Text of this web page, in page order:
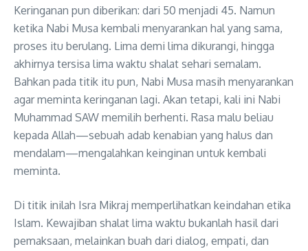
Keringanan pun diberikan: dari 50 menjadi 45. Namun
ketika Nabi Musa kembali menyarankan hal yang sama,
proses itu berulang. Lima demi lima dikurangi, hingga
akhirnya tersisa lima waktu shalat sehari semalam.
Bahkan pada titik itu pun, Nabi Musa masih menyarankan
agar meminta keringanan lagi. Akan tetapi, kali ini Nabi
Muhammad SAW memilih berhenti. Rasa malu beliau
kepada Allah—sebuah adab kenabian yang halus dan
mendalam—mengalahkan keinginan untuk kembali
meminta.
Di titik inilah Isra Mikraj memperlihatkan keindahan etika
Islam. Kewajiban shalat lima waktu bukanlah hasil dari
pemaksaan, melainkan buah dari dialog, empati, dan